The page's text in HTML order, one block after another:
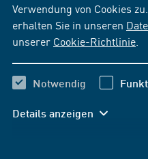
Verwendung von Cookies
erhalten Sie in unseren
unserer Cookie-Richtlinie
Notwendig
Details anzeigen